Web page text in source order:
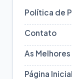
Política de
Contato
As
Página